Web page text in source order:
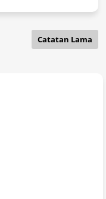
Catatan Lama